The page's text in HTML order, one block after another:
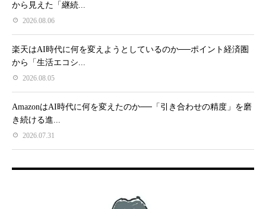
から見えた「継続...
2026.08.06
楽天はAI時代に何を変えようとしているのか──ポイント経済圏
から「生活エコシ...
2026.08.05
AmazonはAI時代に何を変えたのか──「引き合わせの精度」を磨
き続ける進...
2026.07.31